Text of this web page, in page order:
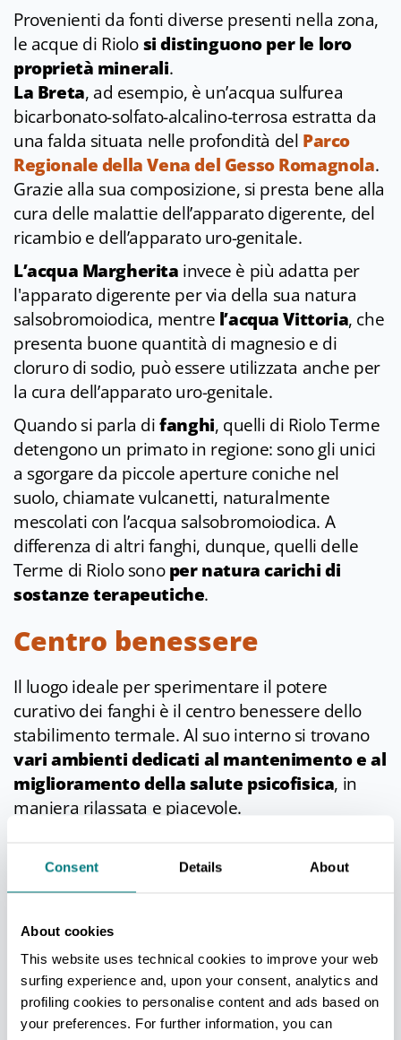
Consent Details About
About cookies
This website uses technical cookies to improve your web
surfing experience and, upon your consent, analytics and
profiling cookies to personalise content and ads based on
your preferences. For further information, you can
Provenienti da fonti diverse presenti nella zona,
le acque di Riolosi distinguono per le loro
proprietà minerali.
La Breta, ad esempio, è un’acqua sulfurea
bicarbonato-solfato-alcalino-terrosa estratta da
una falda situata nelle profondità del Parco
Regionale della Vena del Gesso Romagnola.
Grazie alla sua composizione, si presta bene alla
cura delle malattie dell’apparato digerente, del
ricambio e dell’apparato uro-genitale.
L’acqua Margherita invece è più adatta per
l'apparato digerente per via della sua natura
salsobromoiodica, mentre l’acqua Vittoria, che
presenta buone quantità di magnesio e di
cloruro di sodio, può essere utilizzata anche per
la cura dell’apparato uro-genitale.
Quando si parla difanghi, quelli di Riolo Terme
detengono un primato in regione: sono gli unici
a sgorgare da piccole aperture coniche nel
suolo, chiamate vulcanetti, naturalmente
mescolati con l’acqua salsobromoiodica. A
differenza di altri fanghi, dunque, quelli delle
Terme di Riolo sonoper natura carichi di
sostanze terapeutiche.
Centro benessere
Il luogo ideale per sperimentare il potere
curativo dei fanghi è il centro benessere dello
stabilimento termale. Al suo interno si trovano
vari ambienti dedicati al mantenimento e al
miglioramento della salute psicofisica, in
maniera rilassata e piacevole.
proprio percorso benessere che comprende
sauna finlandese, bagno turco, temporale
tisaneria e il misuratore del benessere.
Lepiscine di acqua salsobromoiodicacon
temperatura che oscilla fra i 32° e i 34° sono
invece un toccasana per tonificare il corpo grazie